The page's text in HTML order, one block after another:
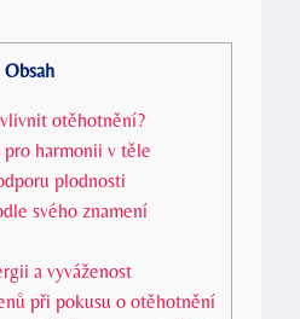
Obsah
otěhotnění?
pro harmonii v těle
plodnosti
svého znamení
a vyváženost
při pokusu o otěhotnění